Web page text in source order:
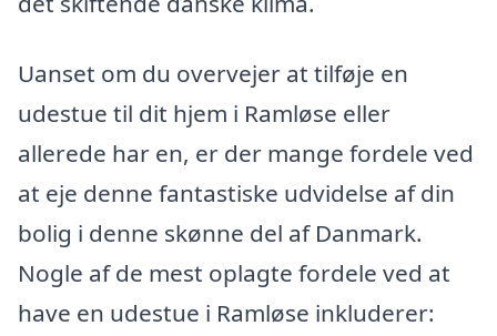
Uanset om du overvejer at tilføje en
udestue til dit hjem i Ramløse eller
allerede har en, er der mange fordele ved
at eje denne fantastiske udvidelse af din
bolig i denne skønne del af Danmark.
Nogle af de mest oplagte fordele ved at
have en udestue i Ramløse inkluderer: